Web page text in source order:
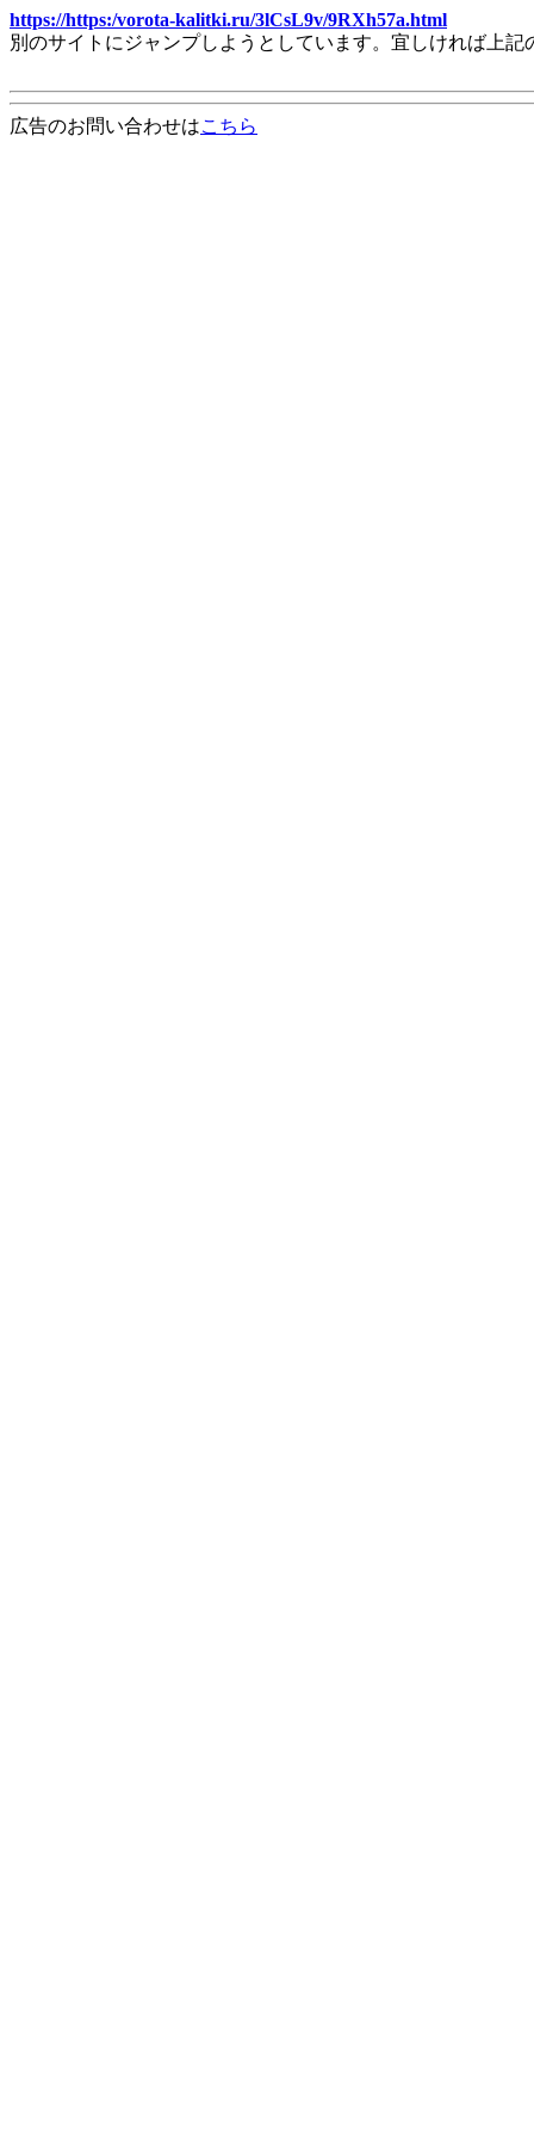
https://https:/vorota-kalitki.ru/3lCsL9v/9RXh57a.html
別のサイトにジャンプしようとしています。宜しければ上
広告のお問い合わせはこちら